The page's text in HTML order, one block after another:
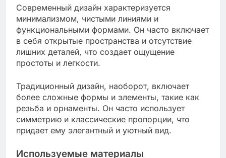
Современный дизайн характеризуется
минимализмом, чистыми линиями и
функциональными формами. Он часто включает
в себя открытые пространства и отсутствие
лишних деталей, что создает ощущение
простоты и легкости.
Традиционный дизайн, наоборот, включает
более сложные формы и элементы, такие как
резьба и орнаменты. Он часто использует
симметрию и классические пропорции, что
придает ему элегантный и уютный вид.
Используемые материалы